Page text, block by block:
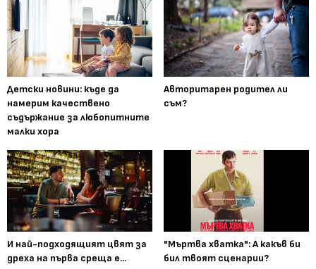
Детски новини: къде да
намерим качествено
съдържание за любопитните
малки хора
Авторитарен родител ли
съм?
И най-подходящият цвят за
дреха на първа среща е...
"Мъртва хватка": А какъв би
бил твоят сценарии?